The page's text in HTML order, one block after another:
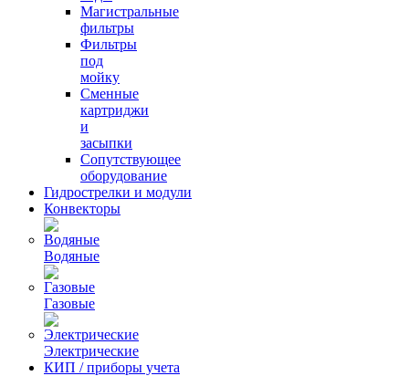
Магистральные
фильтры
Фильтры
под
мойку
Сменные
картриджи
и
засыпки
Сопутствующее
оборудование
Гидрострелки и модули
Конвекторы
Водяные
Газовые
Электрические
КИП / приборы учета